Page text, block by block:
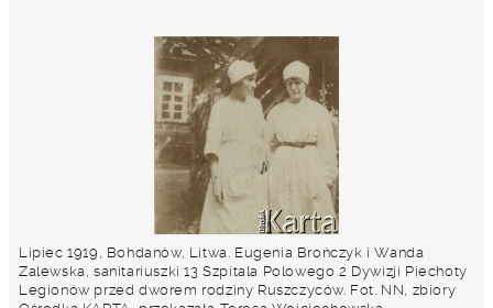
Lipiec 1919, Bohdanów, Litwa. Eugenia Brończyk i Wanda
Zalewska, sanitariuszki 13 Szpitala Polowego 2 Dywizji Piechoty
Legionów przed dworem rodziny Ruszczyców. Fot. NN, zbiory